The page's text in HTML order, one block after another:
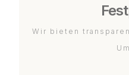
Wir bieten